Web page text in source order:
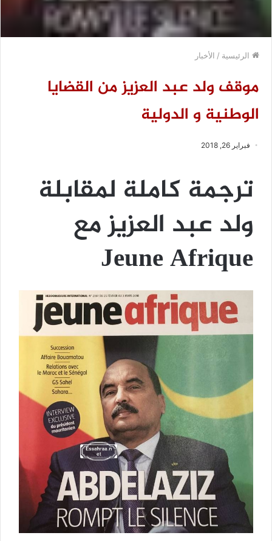
الرئيسية / الأخبار
موقف ولد عبد العزيز من القضايا
الوطنية و الدولية
فبراير 26, 2018
ترجمة كاملة لمقابلة
ولد عبد العزيز مع
Jeune Afrique